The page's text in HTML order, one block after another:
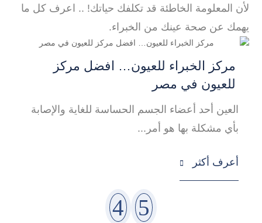
لأن المعلومة الخاطئة قد تكلفك حياتك! .. اعرف كل ما
يهمك عن صحة عينك من الخبراء.
مركز الخبراء للعيون… افضل مركز
للعيون في مصر
العين أحد أعضاء الجسم الحساسة للغاية والإصابة
بأي مشكلة بها هو أمر...
أعرف أكثر 